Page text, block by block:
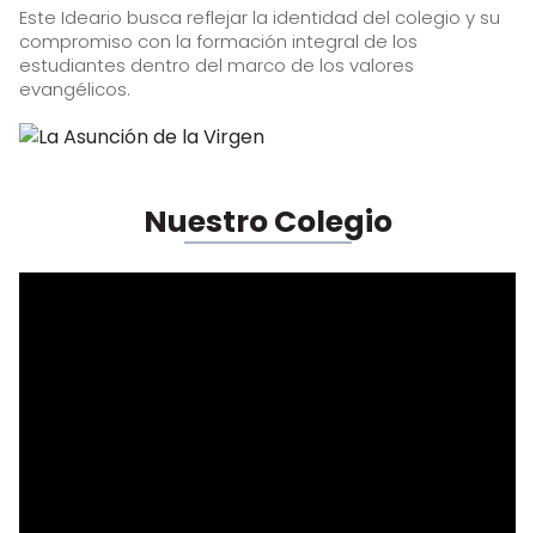
Este Ideario busca reflejar la identidad del colegio y su
compromiso con la formación integral de los
estudiantes dentro del marco de los valores
evangélicos.
Nuestro Colegio